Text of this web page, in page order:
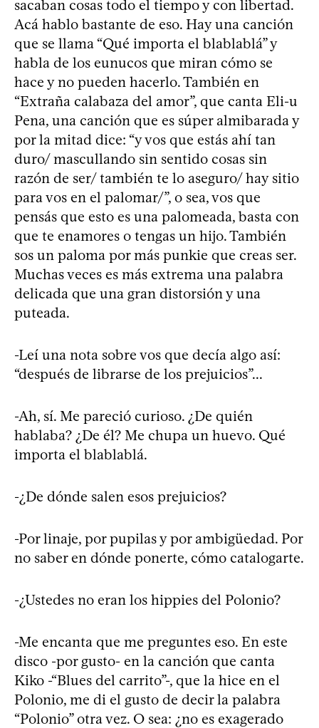
sacaban cosas todo el tiempo y con libertad.
Acá hablo bastante de eso. Hay una canción
que se llama “Qué importa el blablablá” y
habla de los eunucos que miran cómo se
hace y no pueden hacerlo. También en
“Extraña calabaza del amor”, que canta Eli-u
Pena, una canción que es súper almibarada y
por la mitad dice: “y vos que estás ahí tan
duro/ mascullando sin sentido cosas sin
razón de ser/ también te lo aseguro/ hay sitio
para vos en el palomar/”, o sea, vos que
pensás que esto es una palomeada, basta con
que te enamores o tengas un hijo. También
sos un paloma por más punkie que creas ser.
Muchas veces es más extrema una palabra
delicada que una gran distorsión y una
puteada.
-Leí una nota sobre vos que decía algo así:
“después de librarse de los prejuicios”...
-Ah, sí. Me pareció curioso. ¿De quién
hablaba? ¿De él? Me chupa un huevo. Qué
importa el blablablá.
-¿De dónde salen esos prejuicios?
-Por linaje, por pupilas y por ambigüedad. Por
no saber en dónde ponerte, cómo catalogarte.
-¿Ustedes no eran los hippies del Polonio?
-Me encanta que me preguntes eso. En este
disco -por gusto- en la canción que canta
Kiko -“Blues del carrito”-, que la hice en el
Polonio, me di el gusto de decir la palabra
“Polonio” otra vez. O sea: ¿no es exagerado